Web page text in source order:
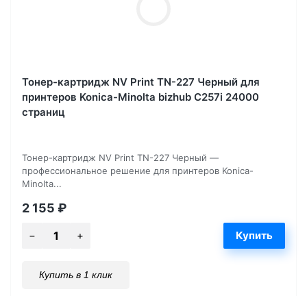
Тонер-картридж NV Print TN-227 Черный для
принтеров Konica-Minolta bizhub C257i 24000
страниц
Тонер-картридж NV Print TN-227 Черный —
профессиональное решение для принтеров Konica-
Minolta...
2 155 ₽
Купить в 1 клик